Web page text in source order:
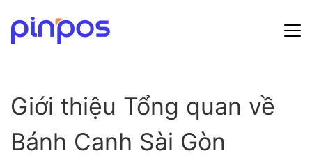
Bảng giá
Giới thiệu Tổng quan về
Bánh Canh Sài Gòn